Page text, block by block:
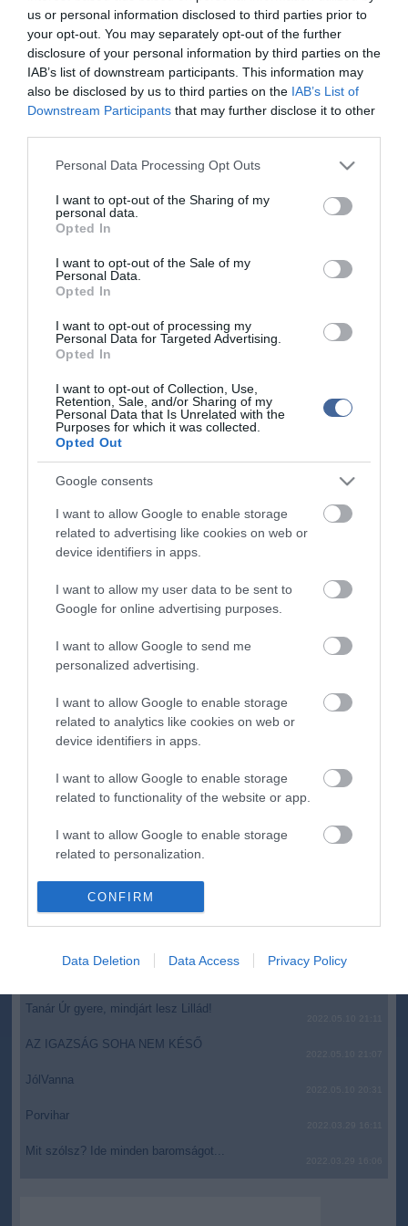
us or personal information disclosed to third parties prior to
your opt-out. You may separately opt-out of the further
disclosure of your personal information by third parties on the
IAB’s list of downstream participants. This information may
also be disclosed by us to third parties on the IAB’s List of
Downstream Participants that may further disclose it to other
Please note that this website/app uses one or more Google
not limited to your visit or usage behaviour. You may click to
grant or deny consent to Google and its third-party tags to
use your data for below specified purposes in below Google
consent section.
Personal Data Processing Opt Outs
I want to opt-out of the Sharing of my
personal data.
Opted In
I want to opt-out of the Sale of my
Personal Data.
Opted In
I want to opt-out of processing my
Personal Data for Targeted Advertising.
Opted In
I want to opt-out of Collection, Use,
Retention, Sale, and/or Sharing of my
Personal Data that Is Unrelated with the
Purposes for which it was collected.
Opted Out
Google consents
I want to allow Google to enable storage
related to advertising like cookies on web or
device identifiers in apps.
I want to allow my user data to be sent to
Google for online advertising purposes.
I want to allow Google to send me
personalized advertising.
I want to allow Google to enable storage
related to analytics like cookies on web or
device identifiers in apps.
I want to allow Google to enable storage
related to functionality of the website or app.
I want to allow Google to enable storage
related to personalization.
I want to allow Google to enable storage
related to security, including authentication
functionality and fraud prevention, and other
CONFIRM
Data Deletion Data Access Privacy Policy
létesítményeitől.
Kapcsolódó írások:
Izrael iráni terrortámadástól tart olimpiai csapata ellen
Videóval: ketten egy 9 éves ellen
Szíria: "Azt hittük, izraeli gépet lövünk"
Figyelem! A cikkhez hozzáfűzött hozzászólások nem a
kommenteket nem tudja befolyásolni - azok az olvasók személyes véleményét
tartalmazzák.
Kérjük, kulturáltan, mások személyiségi jogainak és jó hírnevének tiszteletben
tartásával kommenteljenek!
ma.hu legfrissebb hírei:
Hulladékvadászat indul a Dunán: a rekordalacsony vízállás
miatt most láthatóvá váltak a mederben rejtőző roncsok
vonalon, mint korábban a pótlóbuszokon
Vitézy Dávid: 2,3 milliárd forint került vissza az államhoz
Saját életét is kockára tette a magyar erdész, hogy
megállítsa a tüzet
Dunából - a rendőrség lefoglalta
A Miniszterelnökség felmondta a Lounge Eventtel kötött
Megérkezett az eső a Duna vízgyűjtőjére
Nem is olyan egészséges a népszerű banán?
Tanár Úr gyere, mindjárt lesz Lillád!
AZ IGAZSÁG SOHA NEM KÉSŐ
JólVanna
Porvihar
Mit szólsz? Ide minden baromságot...